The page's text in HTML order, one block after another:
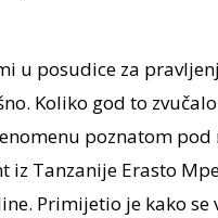
u posudice za
Koliko god to
poznatom pod
iz Tanzanije Erasto
Primijetio je kako